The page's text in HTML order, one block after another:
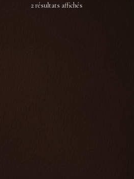
2 résultats affichés